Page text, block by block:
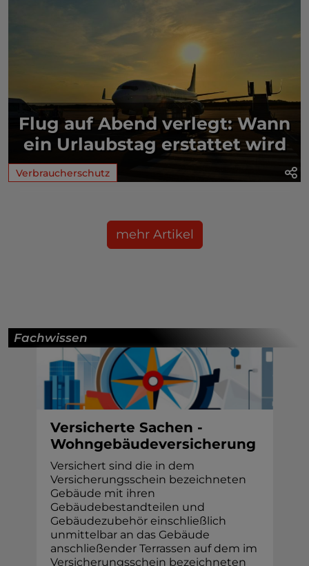
Flug auf Abend verlegt: Wann
ein Urlaubstag erstattet wird
Verbraucherschutz
mehr Artikel
Fachwissen
Versicherte Sachen -
Wohngebäudeversicherung
Versichert sind die in dem
Versicherungsschein bezeichneten
Gebäude mit ihren
Gebäudebestandteilen und
Gebäudezubehör einschließlich
unmittelbar an das Gebäude
anschließender Terrassen auf dem im
Versicherungsschein bezeichneten